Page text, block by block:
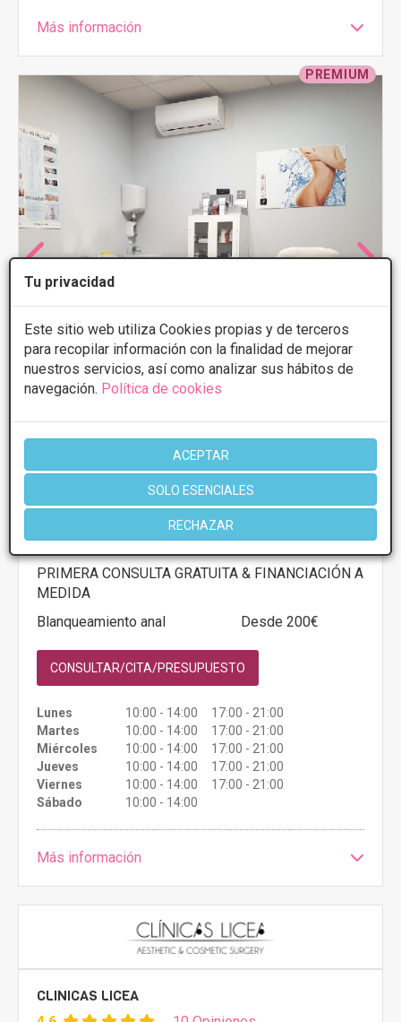
Tu privacidad
Este sitio web utiliza Cookies propias y de terceros
para recopilar información con la finalidad de mejorar
nuestros servicios, así como analizar sus hábitos de
navegación. Política de cookies
ACEPTAR
SOLO ESENCIALES
RECHAZAR
Más información
PREMIUM
Clínicas DH - Medicina Estética Avanzada
10 Opiniones
PRIMERA CONSULTA GRATUITA & FINANCIACIÓN A
MEDIDA
Blanqueamiento anal
Desde 200€
CONSULTAR/CITA/PRESUPUESTO
Lunes
10:00 - 14:00 17:00 - 21:00
Martes
10:00 - 14:00 17:00 - 21:00
Miércoles
10:00 - 14:00 17:00 - 21:00
Jueves
10:00 - 14:00 17:00 - 21:00
Viernes
10:00 - 14:00 17:00 - 21:00
Sábado
10:00 - 14:00
Más información
CLINICAS LICEA